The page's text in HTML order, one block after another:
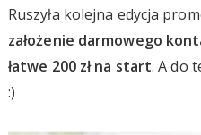
Ruszyła kolejna edycja
założenie darmowego
łatwe 200 zł na start. A do
:)